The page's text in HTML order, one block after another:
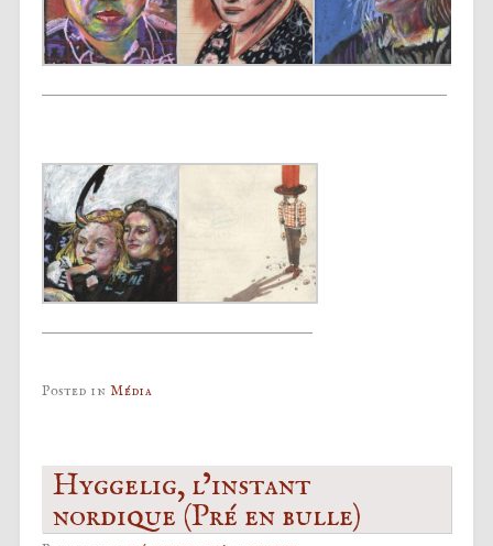
Posted inMédia
Hyggelig, l’instant
nordique (Pré en bulle)